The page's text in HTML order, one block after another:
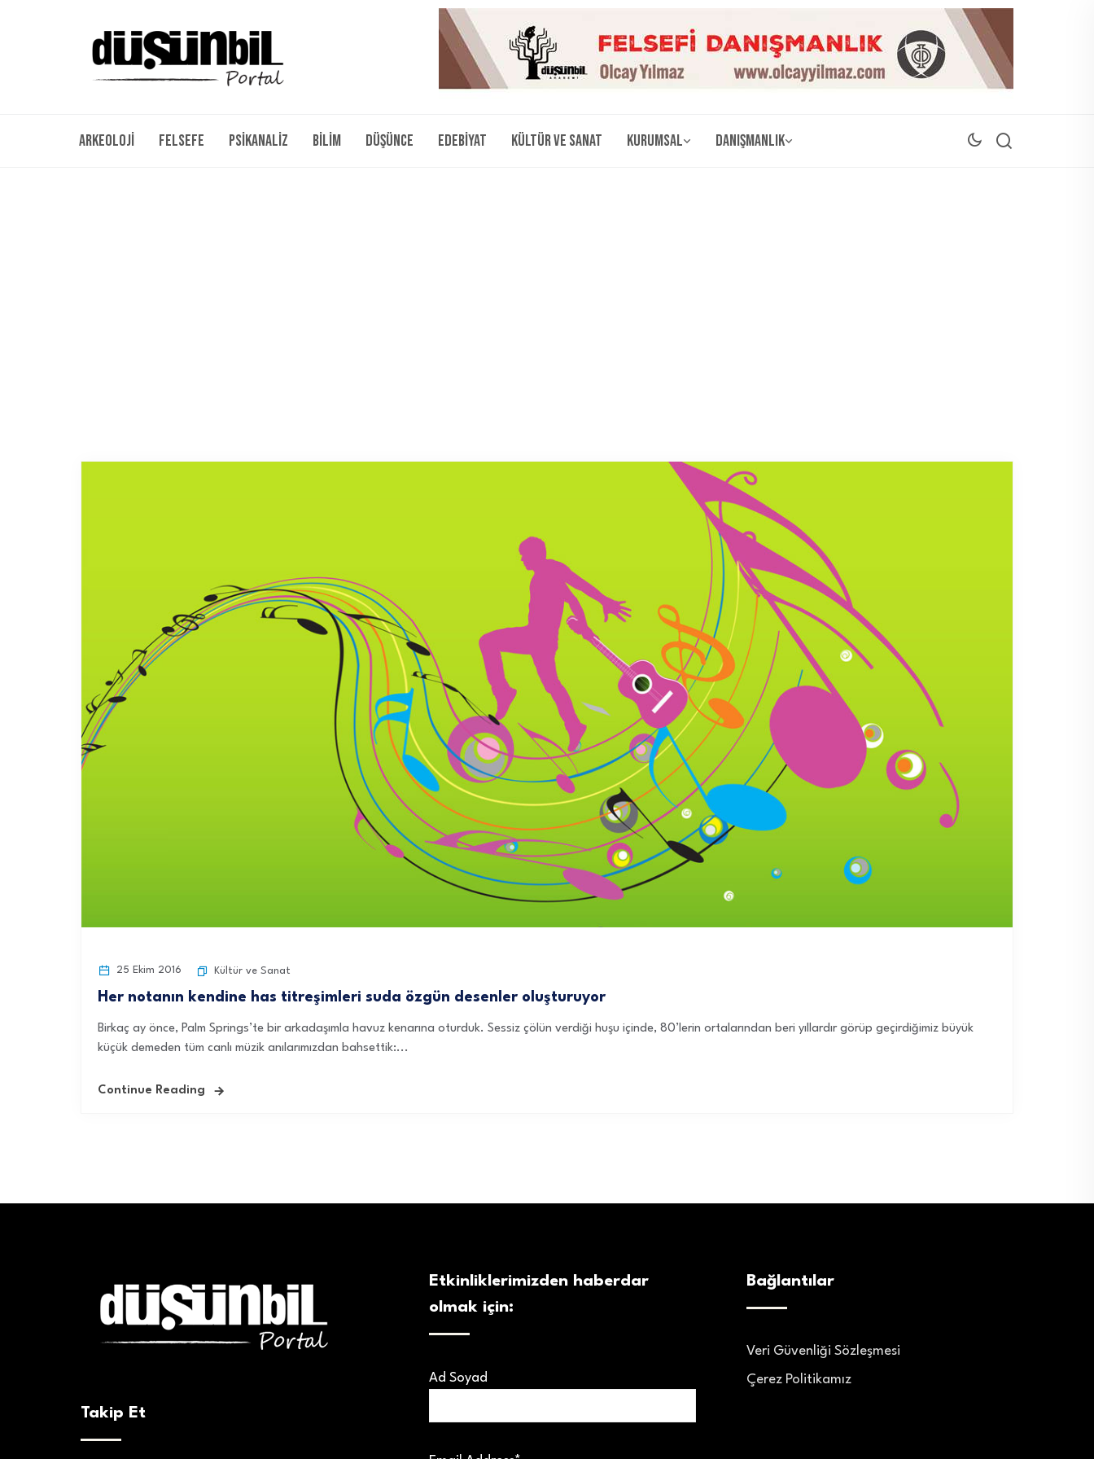
Arkeoloji Felsefe Psikanaliz Bilim Düşünce Edebiyat Kültür ve Sanat Kurumsal Danışmanlık
25 Ekim 2016 Kültür ve Sanat
Her notanın kendine has titreşimleri suda özgün desenler oluşturuyor
Birkaç ay önce, Palm Springs’te bir arkadaşımla havuz kenarına oturduk. Sessiz çölün verdiği huşu içinde, 80’lerin ortalarından beri yıllardır görüp geçirdiğimiz büyük
küçük demeden tüm canlı müzik anılarımızdan bahsettik:...
Continue Reading
Takip Et
Etkinliklerimizden haberdar
olmak için:
Ad Soyad
Bağlantılar
Veri Güvenliği Sözleşmesi
Çerez Politikamız